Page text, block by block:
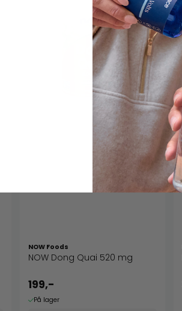
NOW Foods
NOW Dong Quai 520 mg
199,-
På lager